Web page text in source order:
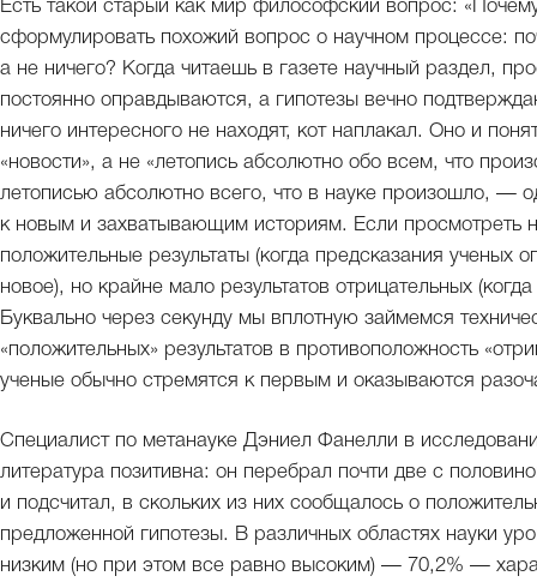
Есть такой старый как мир философский вопрос:
сформулировать похожий вопрос о научном процессе:
а не ничего? Когда читаешь в газете научный раздел,
постоянно оправдываются, а гипотезы вечно
ничего интересного не находят, кот наплакал. Оно и
«новости», а не «летопись абсолютно обо всем, что
летописью абсолютно всего, что в науке произошло, —
к новым и захватывающим историям. Если просмотреть
положительные результаты (когда предсказания ученых
новое), но крайне мало результатов отрицательных
Буквально через секунду мы вплотную займемся
«положительных» результатов в противоположность
ученые обычно стремятся к первым и оказываются
Специалист по метанауке Дэниел Фанелли в
литература позитивна: он перебрал почти две с
и подсчитал, в скольких из них сообщалось о
предложенной гипотезы. В различных областях науки
низким (но при этом все равно высоким) — 70,2% —